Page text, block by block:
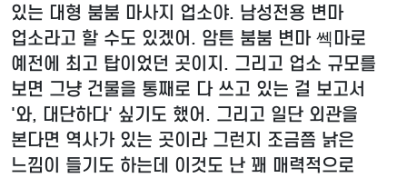
있는 대형 붐붐 마사지 업소야. 남성전용 변마
업소라고 할 수도 있겠어. 암튼 붐붐 변마 쎅마로
예전에 최고 탑이었던 곳이지. 그리고 업소 규모를
보면 그냥 건물을 통째로 다 쓰고 있는 걸 보고서
'와, 대단하다' 싶기도 했어. 그리고 일단 외관을
본다면 역사가 있는 곳이라 그런지 조금쯤 낡은
느낌이 들기도 하는데 이것도 난 꽤 매력적으로